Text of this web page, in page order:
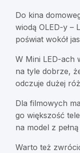
Do kina
wiodą OLED-y –
poświat wokół
W Mini LED-ach
na tyle dobrze,
odczuje dużej
Dla filmowych
go większość
na model z
Warto też